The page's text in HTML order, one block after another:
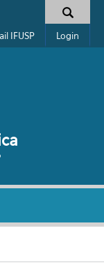
IFUSP Login